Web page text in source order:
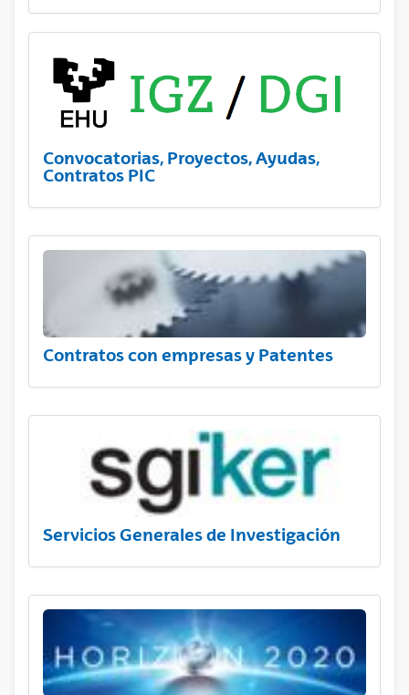
Convocatorias, Proyectos, Ayudas,
Contratos PIC
Contratos con empresas y Patentes
Servicios Generales de Investigación